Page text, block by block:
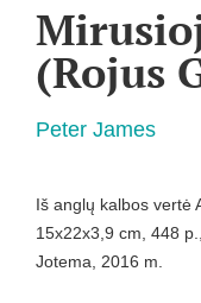
(Rojus
Peter James
Iš anglų kalbos vertė
15x22x3,9 cm, 448
Jotema, 2016 m.